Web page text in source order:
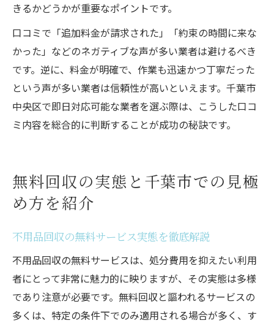
きるかどうかが重要なポイントです。
口コミで「追加料金が請求された」「約束の時間に来な
かった」などのネガティブな声が多い業者は避けるべき
です。逆に、料金が明確で、作業も迅速かつ丁寧だった
という声が多い業者は信頼性が高いといえます。千葉市
中央区で即日対応可能な業者を選ぶ際は、こうした口コ
ミ内容を総合的に判断することが成功の秘訣です。
無料回収の実態と千葉市での見極
め方を紹介
不用品回収の無料サービス実態を徹底解説
不用品回収の無料サービスは、処分費用を抑えたい利用
者にとって非常に魅力的に映りますが、その実態は多様
であり注意が必要です。無料回収と謳われるサービスの
多くは、特定の条件下でのみ適用される場合が多く、す